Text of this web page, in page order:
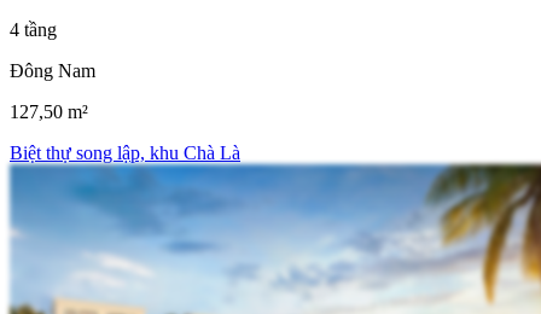
4 tầng
Đông Nam
127,50 m²
Biệt thự song lập, khu Chà Là